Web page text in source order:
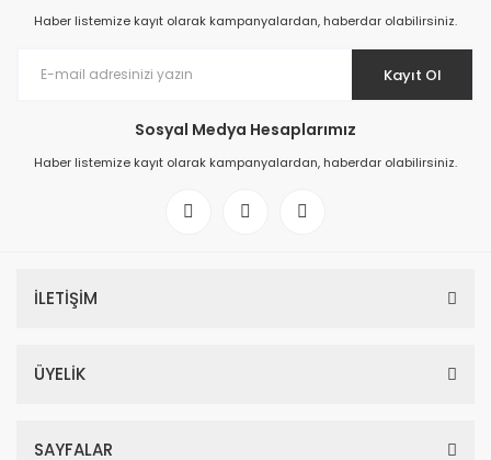
Haber listemize kayıt olarak kampanyalardan, haberdar olabilirsiniz.
Kayıt Ol
Sosyal Medya Hesaplarımız
Haber listemize kayıt olarak kampanyalardan, haberdar olabilirsiniz.
İLETİŞİM
ÜYELİK
SAYFALAR